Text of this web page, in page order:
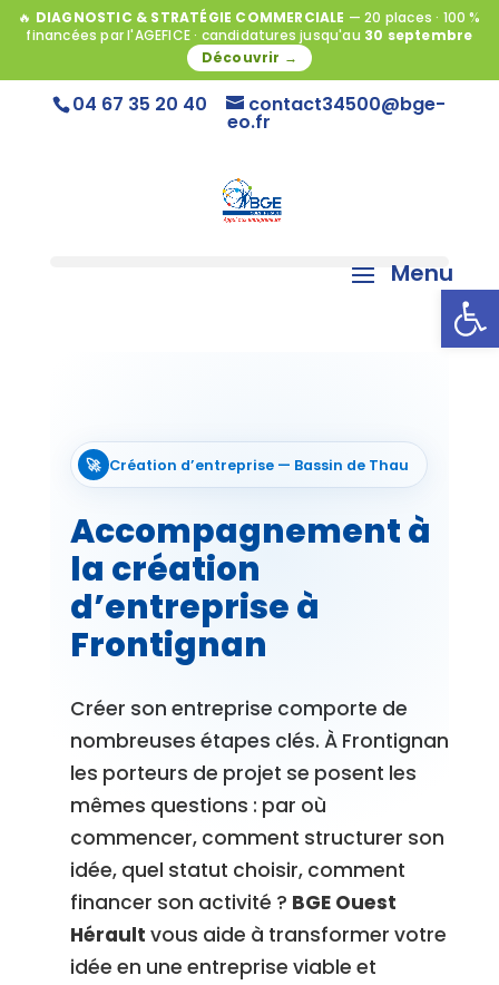
Ouvrir
🔥 DIAGNOSTIC & STRATÉGIE COMMERCIALE — 20 places · 100 %
financées par l'AGEFICE · candidatures jusqu'au 30 septembre
Découvrir →
04 67 35 20 40 contact34500@bge-
eo.fr
🚀 Création d’entreprise — Bassin de Thau
Accompagnement à
la création
d’entreprise à
Frontignan
Créer son entreprise comporte de
nombreuses étapes clés. À Frontignan,
les porteurs de projet se posent les
mêmes questions : par où
commencer, comment structurer son
idée, quel statut choisir, comment
financer son activité ? BGE Ouest
Hérault vous aide à transformer votre
idée en une entreprise viable et